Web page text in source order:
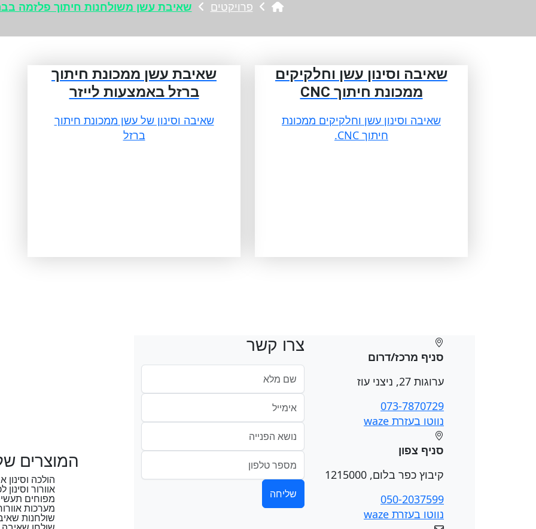
פרויקטים שאיבת עשן משולחנות חיתוך פלזמה
שאיבה וסינון עשן וחלקיקים
ממכונת חיתוך CNC
שאיבה וסינון עשן וחלקיקים ממכונת
חיתוך CNC.
שאיבת עשן ממכונת חיתוך
ברזל באמצעות לייזר
שאיבה וסינון של עשן ממכונת חיתוך
ברזל
סניף מרכז/דרום
ערוגות 27, ניצני עוז
073-7870729
נווטו בעזרת waze
סניף צפון
קיבוץ כפר בלום, 1215000
050-2037599
נווטו בעזרת waze
צרו קשר
המוצרים
הולכה וסינון
אוורור
מפוחים
מערכות
שולחנות